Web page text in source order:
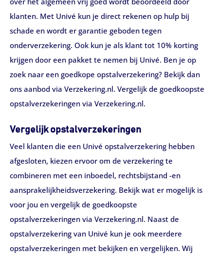
klanten. Met Univé kun je direct rekenen op hulp bij
schade en wordt er garantie geboden tegen
onderverzekering. Ook kun je als klant tot 10% korting
krijgen door een pakket te nemen bij Univé. Ben je op
zoek naar een goedkope opstalverzekering? Bekijk dan
ons aanbod via Verzekering.nl. Vergelijk de goedkoopste
opstalverzekeringen via Verzekering.nl.
Vergelijk opstalverzekeringen
Veel klanten die een Univé opstalverzekering hebben
afgesloten, kiezen ervoor om de verzekering te
combineren met een inboedel, rechtsbijstand -en
aansprakelijkheidsverzekering. Bekijk wat er mogelijk is
voor jou en vergelijk de goedkoopste
opstalverzekeringen via Verzekering.nl. Naast de
opstalverzekering van Univé kun je ook meerdere
opstalverzekeringen met bekijken en vergelijken. Wij